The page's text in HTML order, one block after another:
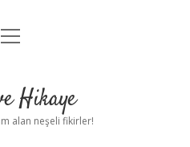
Uyarı
menüyü
Hikaye
alan neşeli fikirler!